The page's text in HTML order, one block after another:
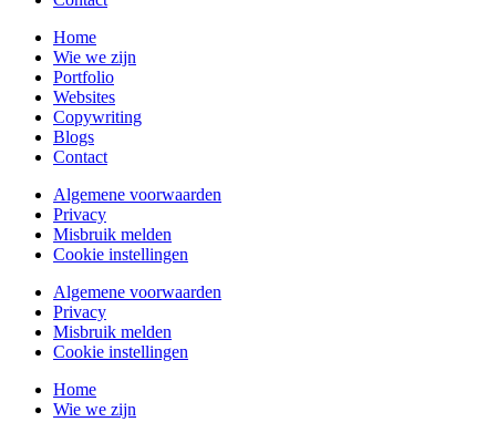
Home
Wie we zijn
Portfolio
Websites
Copywriting
Blogs
Contact
Algemene voorwaarden
Privacy
Misbruik melden
Cookie instellingen
Algemene voorwaarden
Privacy
Misbruik melden
Cookie instellingen
Home
Wie we zijn